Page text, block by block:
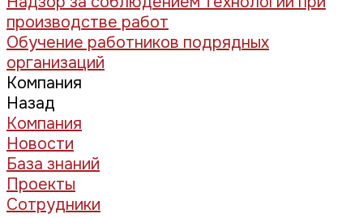
производстве работ
Обучение работников подрядных
организаций
Компания
Назад
Компания
Новости
База знаний
Проекты
Сотрудники